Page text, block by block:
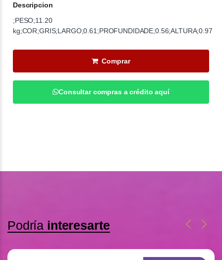
Descripcion
;PESO;11.20
kg;COR;GRIS;LARGO;0.61;PROFUNDIDADE;0.56;ALTURA;0.97
Comprar
Consultar compras a crédito aquí
Podría interesarte